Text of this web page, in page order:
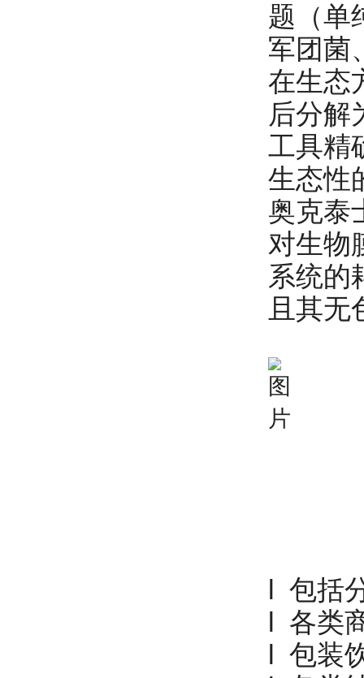
题（单
军团菌
在生态
后分解
工具精
生态性
奥克泰
对生物
系统的
且其
l 包括
l 各类
l 包装